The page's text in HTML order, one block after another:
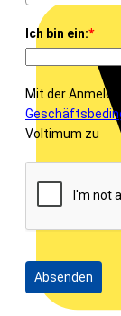
Ich bin ein:*
Mit der
Voltimum zu
Absenden